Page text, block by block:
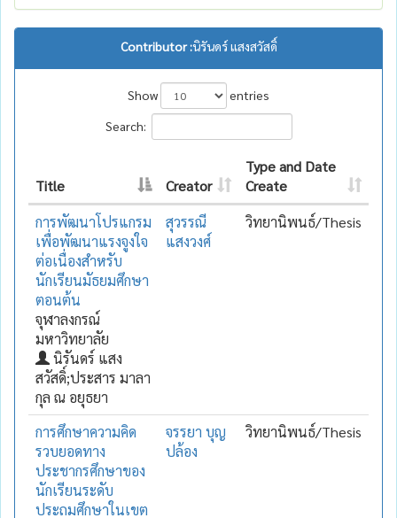
Contributor :นิรันดร์ แสงสวัสดิ์
Show
entries
Search:
Title Creator
Type and Date
Create
การพัฒนาโปรแกรม
เพื่อพัฒนาแรงจูงใจ
ต่อเนื่องสำหรับ
นักเรียนมัธยมศึกษา
ตอนต้น
จุฬาลงกรณ์
มหาวิทยาลัย
นิรันดร์ แสง
สวัสดิ์;ประสาร มาลา
กุล ณ อยุธยา
สุวรรณี
แสงวงศ์
วิทยานิพนธ์/Thesis
การศึกษาความคิด
รวบยอดทาง
ประชากรศึกษาของ
นักเรียนระดับ
ประถมศึกษาในเขต
จรรยา บุญ
ปล้อง
วิทยานิพนธ์/Thesis